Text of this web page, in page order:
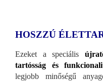
HOSZZÚ
Ezeket a speciális
tartósság és
legjobb minőségű